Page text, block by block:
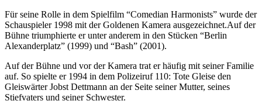
Für seine Rolle in dem Spielfilm “Comedian Harmonists” wurde der
Schauspieler 1998 mit der Goldenen Kamera ausgezeichnet.Auf der
Bühne triumphierte er unter anderem in den Stücken “Berlin
Alexanderplatz” (1999) und “Bash” (2001).
Auf der Bühne und vor der Kamera trat er häufig mit seiner Familie
auf. So spielte er 1994 in dem Polizeiruf 110: Tote Gleise den
Gleiswärter Jobst Dettmann an der Seite seiner Mutter, seines
Stiefvaters und seiner Schwester.